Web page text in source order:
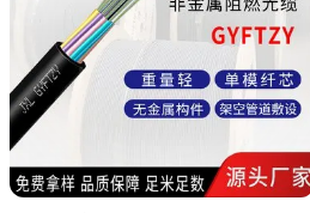
光纤收发器
在严苛环境下
但其接口类型（如FC/SC）必须与
成本：单模系统虽然纤芯单价较
省中继设备投入；多模系统初期成
后可能需要额外信号增强设备。根